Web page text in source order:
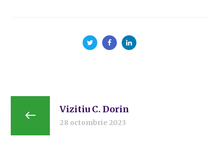
Vizitiu C. Dorin
28 octombrie 2023